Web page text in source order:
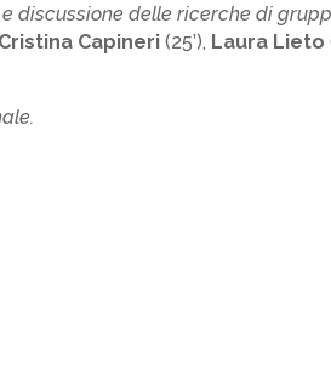
discussione delle ricerche di
Cristina Capineri (25’), Laura Lieto